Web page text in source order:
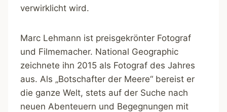
verwirklicht wird.
Marc Lehmann ist preisgekrönter Fotograf
und Filmemacher. National Geographic
zeichnete ihn 2015 als Fotograf des Jahres
aus. Als „Botschafter der Meere“ bereist er
die ganze Welt, stets auf der Suche nach
neuen Abenteuern und Begegnungen mit